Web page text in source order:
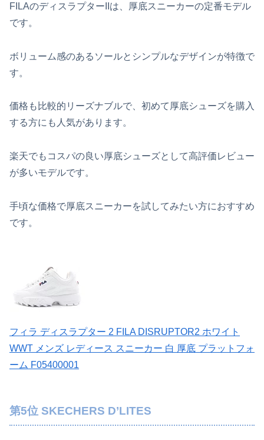
FILAのディスラプターIIは、厚底スニーカーの定番モデル
です。
ボリューム感のあるソールとシンプルなデザインが特徴で
す。
価格も比較的リーズナブルで、初めて厚底シューズを購入
する方にも人気があります。
楽天でもコスパの良い厚底シューズとして高評価レビュー
が多いモデルです。
手頃な価格で厚底スニーカーを試してみたい方におすすめ
です。
フィラ ディスラプター 2 FILA DISRUPTOR2 ホワイト
WWT メンズ レディース スニーカー 白 厚底 プラットフォ
ーム F05400001
第5位 SKECHERS D’LITES